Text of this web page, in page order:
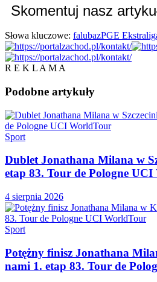
Skomentuj nasz
Słowa kluczowe: falubazPGE
R E K L A M A
Podobne artykuły
Sport
Dublet Jonathana Milana w
etap 83. Tour de Pologne
4 sierpnia 2026
Sport
Potężny finisz Jonathana
nami 1. etap 83. Tour de